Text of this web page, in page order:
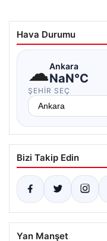
Hava Durumu
☁Ankara
NaN°C
ŞEHIR SEÇ
Bizi Takip Edin
Yan Manşet